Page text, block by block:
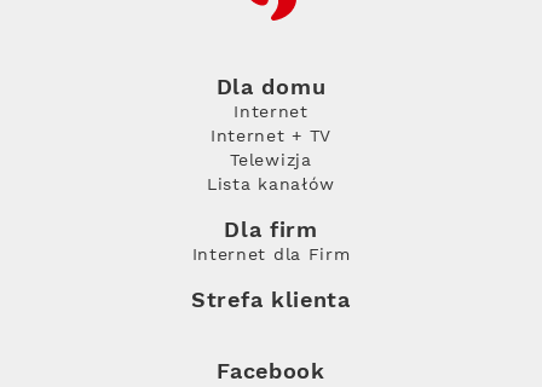
Dla domu
Internet
Internet + TV
Telewizja
Lista kanałów
Dla firm
Internet dla Firm
Strefa klienta
Facebook